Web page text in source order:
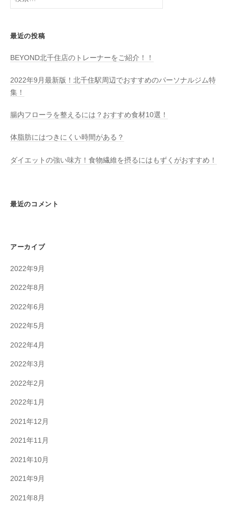
ョ
ン
索:
最近の投稿
BEYOND北千住店のトレーナーをご紹介！！
2022年9月最新版！北千住駅周辺でおすすめのパーソナルジム特
集！
腸内フローラを整えるには？おすすめ食材10選！
体脂肪にはつきにくい時間がある？
ダイエットの強い味方！食物繊維を摂るにはもずくがおすすめ！
最近のコメント
アーカイブ
2022年9月
2022年8月
2022年6月
2022年5月
2022年4月
2022年3月
2022年2月
2022年1月
2021年12月
2021年11月
2021年10月
2021年9月
2021年8月